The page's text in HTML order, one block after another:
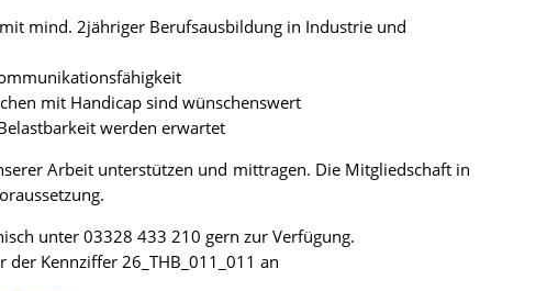
mind. 2jähriger Berufsausbildung in Industrie und
mit Handicap sind wünschenswert
werden erwartet
Arbeit unterstützen und mittragen. Die Mitgliedschaft in
unter 03328 433 210 gern zur Verfügung.
Kennziffer 26_THB_011_011 an